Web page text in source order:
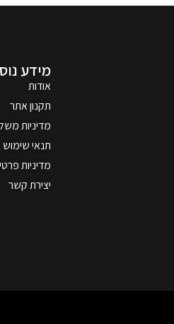
מידע
אודות
תקנון אתר
מדיניות
תנאי
מדיניות
יצירת קשר